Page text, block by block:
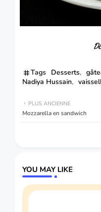
Tags Desserts
Nadiya Hussain
PLUS ANCIENNE
Mozzarella en sandwich
YOU MAY LIKE